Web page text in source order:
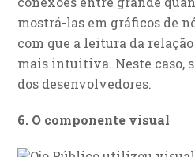
mostrá-las em gráficos de
com que a leitura da
mais intuitiva. Neste caso,
dos desenvolvedores.
6. O componente visual